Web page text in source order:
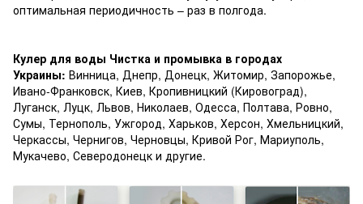
оптимальная периодичность – раз в полгода.
Кулер для воды Чистка и промывка в городах
Украины: Винница, Днепр, Донецк, Житомир, Запорожье,
Ивано-Франковск, Киев, Кропивницкий (Кировоград),
Луганск, Луцк, Львов, Николаев, Одесса, Полтава, Ровно,
Сумы, Тернополь, Ужгород, Харьков, Херсон, Хмельницкий,
Черкассы, Чернигов, Черновцы, Кривой Рог, Мариуполь,
Мукачево, Северодонецк и другие.